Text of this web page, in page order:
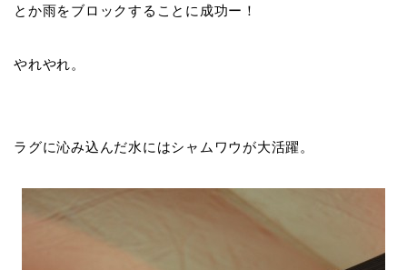
とか雨をブロックすることに成功ー！
やれやれ。
ラグに沁み込んだ水にはシャムワウが大活躍。